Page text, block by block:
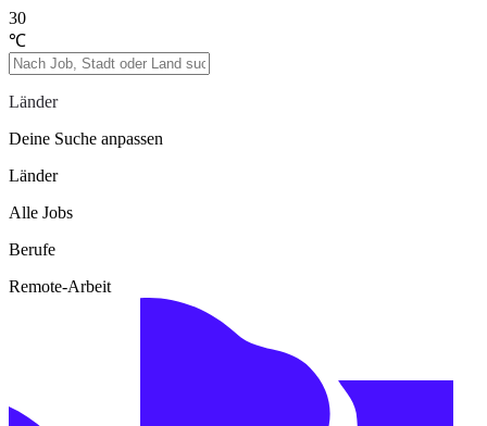
30
℃
Länder
Deine Suche anpassen
Länder
Alle Jobs
Berufe
Remote-Arbeit